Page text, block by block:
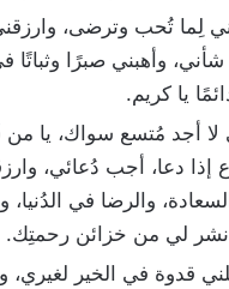
لِما تُحب وترضى،
وأهبني صبرًا وثباتًا
يا كريم.
أجد مُتسع سواك، يا
إذا دعا، أجب دُعائي،
والرضا في
لي من خزائن رحمتِك.
قدوة في الخير لغيري،